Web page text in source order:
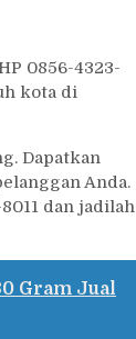
0856-4323-
kota di
Dapatkan
Anda.
dan jadilah
Gram Jual